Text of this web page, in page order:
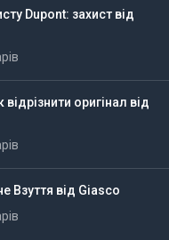
Dupont: захист від
оригінал від
Взуття від Giasco